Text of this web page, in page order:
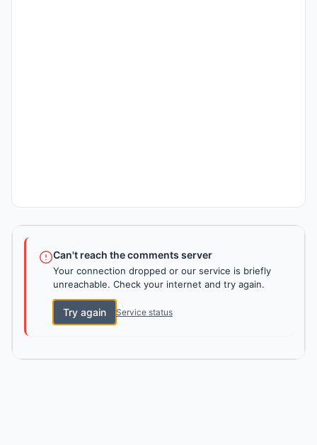
Can't reach the comments server
Your connection dropped or our service is briefly
unreachable. Check your internet and try again.
Try again Service status